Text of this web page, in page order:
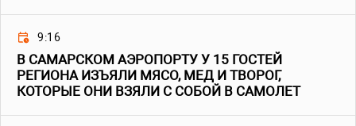
9:16
В САМАРСКОМ АЭРОПОРТУ У 15 ГОСТЕЙ
РЕГИОНА ИЗЪЯЛИ МЯСО, МЕД И ТВОРОГ,
КОТОРЫЕ ОНИ ВЗЯЛИ С СОБОЙ В САМОЛЕТ